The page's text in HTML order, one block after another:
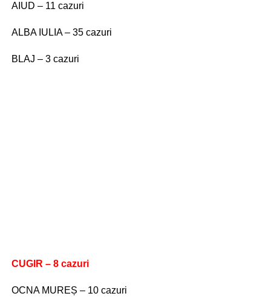
AIUD – 11 cazuri
ALBA IULIA – 35 cazuri
BLAJ – 3 cazuri
CUGIR – 8 cazuri
OCNA MUREȘ – 10 cazuri